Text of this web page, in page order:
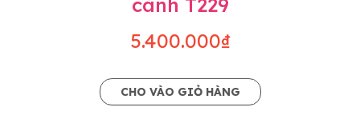
5.400.000₫
CHO VÀO GIỎ HÀNG